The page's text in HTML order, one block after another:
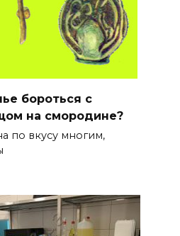
бороться с
на смородине?
по вкусу многим,